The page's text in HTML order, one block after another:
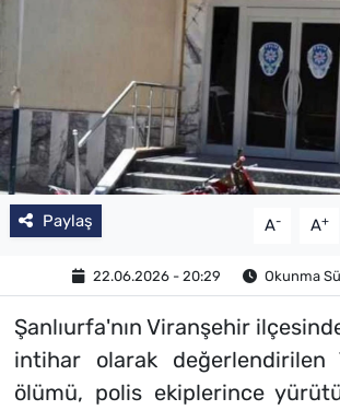
Paylaş A- A+
22.06.2026 - 20:29 Okunma
Şanlıurfa'nın Viranşehir
intihar olarak değerlendirilen
ölümü, polis ekiplerince